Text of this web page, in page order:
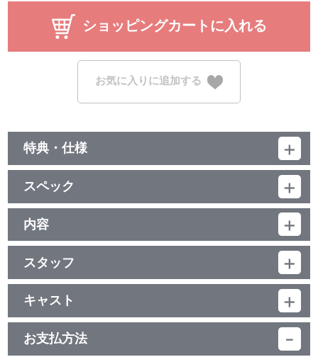
ショッピングカートに入れる
お気に入りに追加する
特典・仕様
特典
■キャラクターデザイン原案 伊藤悠描き下ろしコミック『鉄血日
和』(2P)⑤
■特製解説書(20P)
音声特典
出演：内匠靖明(昭弘・アルトランド役)、山下誠一郎(昌弘・アルト
ランド役)、形部一平(メカデザイン)、谷口廣次朗(サンライズ企画
映像特典
スペック
品番：BCXA-1073
ジャンル：TVアニメ
（本編73分＋映像特典65分）／ﾘﾆｱPCM（ｽﾃﾚｵ）／AVC／BD50G
／16：9<1080p High Definition>・一部16:9<1080i High
Definition>／カラー／確138分／全9巻
内容
制作年度：2015年
【3話収録】
■第11話「ヒューマン・デブリ」
哨戒に出ていた昭弘とタカキは、正体不明の敵と遭遇し戦闘状態
に入る。襲撃者の正体は火星から地球にかけて活動する海賊のブル
ワーズだった。
■第12話「暗礁」
ブルワーズのMSパイロットの中に生き別れた昭弘の弟がいるこ
スタッフ
第11話 脚本：鴨志田 一／絵コンテ・演出：綿田慎也／キャラクタ
ー作画監督：しんぼたくろう／メカ作画監督：阿部慎吾
第12話 脚本：根元歳三／絵コンテ：西澤 晋／演出：うえだしげ
る／キャラクター作画監督：小谷杏子／メカ作画監督：阿部宗孝
第13話 脚本：岡田麿里／絵コンテ：芦野芳晴／演出：ヤマトナオ
ミチ／キャラクター作画監督：戸井田珠里・中島 渚／メカ作画監
キャスト
三日月・オーガス：河西健吾／オルガ・イツカ：細谷佳正／ビスケ
ット・グリフォン：花江夏樹／ユージン・セブンスターク：梅原裕
一郎／昭弘・アルトランド：内匠靖明／ノルバ・シノ：村田太志／
お支払方法